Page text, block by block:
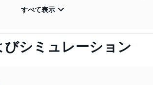
びシミュレーション